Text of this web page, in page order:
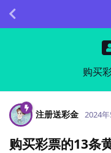
购买
注册送彩金 2024
购买彩票的13条